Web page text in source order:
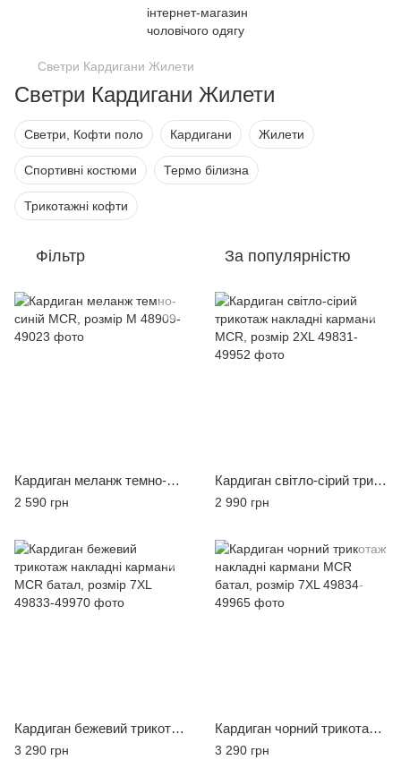
Светри Кардигани Жилети
Светри Кардигани Жилети
Светри, Кофти поло Кардигани Жилети
Спортивні костюми Термо білизна
Трикотажні кофти
Фільтр За популярністю
Кардиган меланж темно-синій MCR, розмір M
2 590 грн
Кардиган світло-сірий трикотаж накладні кармани MCR, розмір 2XL
2 990 грн
Кардиган бежевий трикотаж накладні кармани MCR батал, розмір 7XL
3 290 грн
Кардиган чорний трикотаж накладні кармани MCR батал, розмір 7XL
3 290 грн